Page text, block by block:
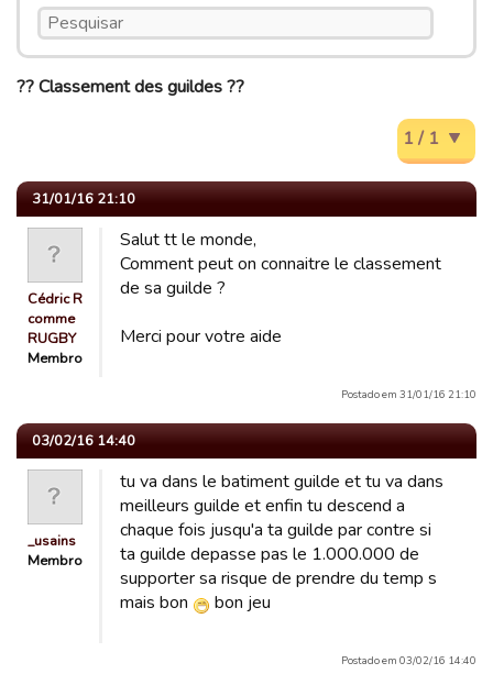
?? Classement des guildes ??
1 / 1
31/01/16 21:10
Cédric R
comme
RUGBY
Membro
Salut tt le monde,
Comment peut on connaitre le classement
de sa guilde ?
Merci pour votre aide
Postado em 31/01/16 21:10
03/02/16 14:40
_usains
Membro
tu va dans le batiment guilde et tu va dans
meilleurs guilde et enfin tu descend a
chaque fois jusqu'a ta guilde par contre si
ta guilde depasse pas le 1.000.000 de
supporter sa risque de prendre du temp s
mais bon
bon jeu
Postado em 03/02/16 14:40